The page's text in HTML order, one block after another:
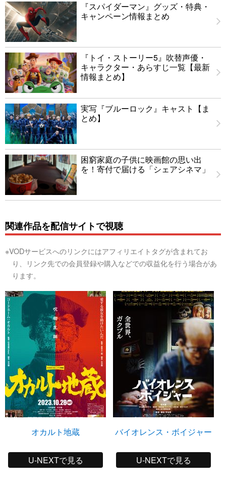
『スパイダーマン』グッズ・特典・
キャンペーン情報まとめ
『トイ・ストーリー5』吹替声優・
キャラクター・あらすじ一覧【最新
情報まとめ】
実写『ブルーロック』キャスト【ま
とめ】
困窮家庭の子供に映画館の思い出
を！寄付で届ける「シェアシネマ」
関連作品を配信サイトで視聴
※VODサービスへのリンクにはアフィリエイトタグが含まれてお
り、リンク先での会員登録や購入などでの収益化を行う場合があ
ります。
オカルト地蔵
U-NEXTで見る
バイオレンス・ボイジャー
U-NEXTで見る